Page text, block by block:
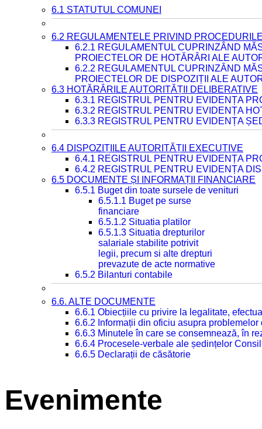
6.1 STATUTUL COMUNEI
6.2 REGULAMENTELE PRIVIND
6.2.1 REGULAMENTUL CUPRINZÂND
PROIECTELOR DE HOTĂRÂRI ALE
6.2.2 REGULAMENTUL CUPRINZÂND
PROIECTELOR DE DISPOZIȚII ALE
6.3 HOTĂRÂRILE AUTORITĂȚII DELIBERATIVE
6.3.1 REGISTRUL PENTRU EVIDENȚA
6.3.2 REGISTRUL PENTRU EVIDENȚA
6.3.3 REGISTRUL PENTRU EVIDENȚA
6.4 DISPOZIȚIILE AUTORITĂȚII EXECUTIVE
6.4.1 REGISTRUL PENTRU EVIDENȚA
6.4.2 REGISTRUL PENTRU EVIDENȚA
6.5 DOCUMENTE ȘI INFORMAȚII FINANCIARE
6.5.1 Buget din toate sursele de venituri
6.5.1.1 Buget pe surse
financiare
6.5.1.2 Situatia platilor
6.5.1.3 Situatia drepturilor
salariale stabilite potrivit
legii, precum si alte drepturi
prevazute de acte normative
6.5.2 Bilanturi contabile
6.6. ALTE DOCUMENTE
6.6.1 Obiecțiile cu privire la legalitate,
6.6.2 Informații din oficiu asupra
6.6.3 Minutele în care se consemnează, în
6.6.4 Procesele-verbale ale ședințelor
6.6.5 Declarații de căsătorie
Evenimente